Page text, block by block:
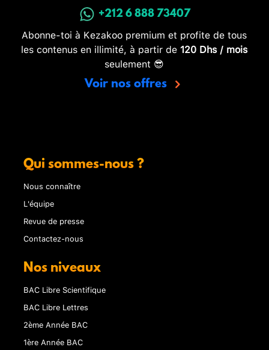
+212 6 888 73407
Abonne-toi à Kezakoo premium et profite de tous
les contenus en illimité, à partir de 120 Dhs / mois
seulement 😎
Voir nos offres
Qui sommes-nous ?
Nous connaître
L'équipe
Revue de presse
Contactez-nous
Nos niveaux
BAC Libre Scientifique
BAC Libre Lettres
2ème Année BAC
1ère Année BAC